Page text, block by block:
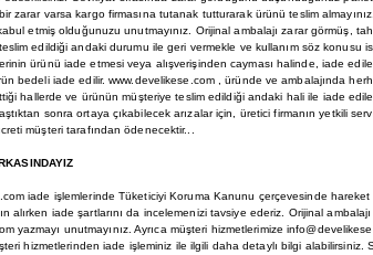
zarar varsa kargo firmasına tutanak tutturarak ürünü teslim
etmiş olduğunuzu unutmayınız. Orijinal ambalajı zarar görmüş,
edildiği andaki durumu ile geri vermekle ve kullanım söz konusu
ürünü iade etmesi veya alışverişinden cayması halinde, iade
bedeli iade edilir. www.develikese.com , üründe ve ambalajında
hallerde ve ürünün müşteriye teslim edildiği andaki hali ile iade
sonra ortaya çıkabilecek arızalar için, üretici firmanın yetkili
müşteri tarafından ödenecektir...
iade işlemlerinde Tüketiciyi Koruma Kanunu çerçevesinde
alırken iade şartlarını da incelemenizi tavsiye ederiz. Orijinal
yazmayı unutmayınız. Ayrıca müşteri hizmetlerimize
hizmetlerinden iade işleminiz ile ilgili daha detaylı bilgi